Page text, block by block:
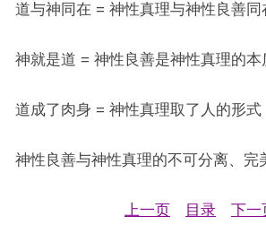
道与神同在 = 神性真理与神性良善同
神就是道 = 神性良善是神性真理的本
道成了肉身 = 神性真理取了人的形式
神性良善与神性真理的不可分离、完
上一页 目录 下一